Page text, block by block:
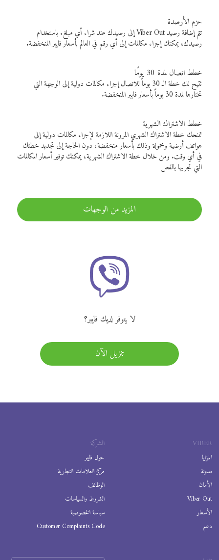
حزم الأرصدة
تتم إضافة رصيد Viber Out إلى رصيدك عند شراء أي مبلغ. باستخدام
رصيدك، يمكنك إجراء مكالمات إلى أي رقم في العالم بأسعار فايبر المنخفضة.
خطط اتصال لمدة 30 يومًا
تتيح لك خطة الـ 30 يوماً للاتصال إجراء مكالمات دولية إلى الوجهة التي
تختارها لمدة 30 يوماً بأسعار فايبر المنخفضة.
خطط الاشتراك الشهرية
تمنحك خطة الاشتراك الشهري المرونة اللازمة لإجراء مكالمات دولية إلى
هواتف أرضية ومحمولة وذلك بأسعار منخفضة، دون الحاجة إلى تجديد خطتك
في أي وقت. ومن خلال خطة الاشتراك الشهرية، يمكنك توفير أسعار المكالمات
التي تجريها بالفعل
المزيد من الوجهات
لا يتوفر لديك فايبر؟
تنزيل الآن
VIBER
المزايا
مدونة
الأمان
Viber Out
الأسعار
دعم
الشركة
حول فايبر
مركز العلامات التجارية
الوظائف
الشروط والسياسات
سياسة الخصوصية
Customer Complaints Code